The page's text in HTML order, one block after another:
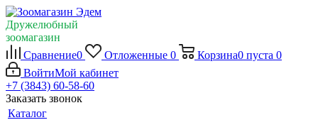
Дружелюбный
зоомагазин
Сравнение0 Отложенные 0 Корзина0 пуста 0
ВойтиМой кабинет
+7 (3843) 60-58-60
Заказать звонок
Каталог